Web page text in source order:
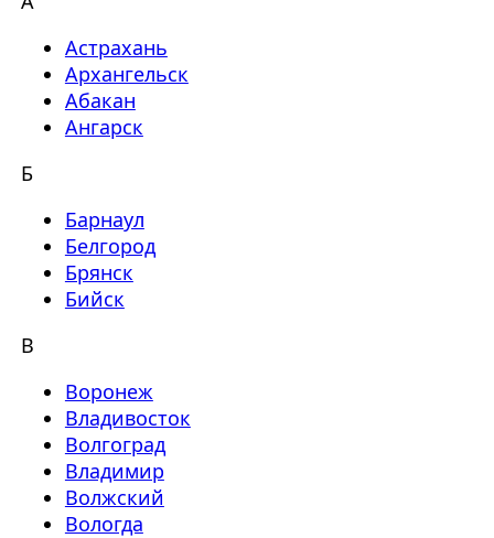
Астрахань
Архангельск
Абакан
Ангарск
Б
Барнаул
Белгород
Брянск
Бийск
В
Воронеж
Владивосток
Волгоград
Владимир
Волжский
Вологда